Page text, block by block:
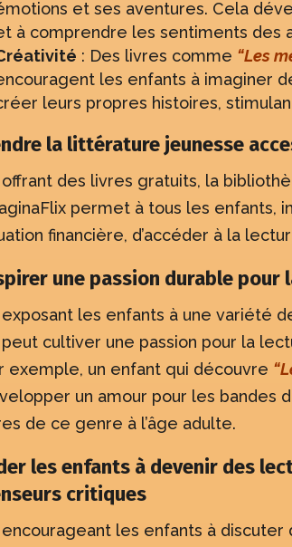
et ses aventures. Cela
à comprendre les sentiments des
: Des livres comme “Les
les enfants à imaginer
leurs propres histoires,
la littérature jeunesse
offrant des livres gratuits, la
permet à tous les enfants,
financière, d’accéder à la
une passion durable pour
exposant les enfants à une variété
peut cultiver une passion pour la
exemple, un enfant qui découvre
un amour pour les bandes
de ce genre à l’âge adulte.
les enfants à devenir des
critiques
encourageant les enfants à discuter